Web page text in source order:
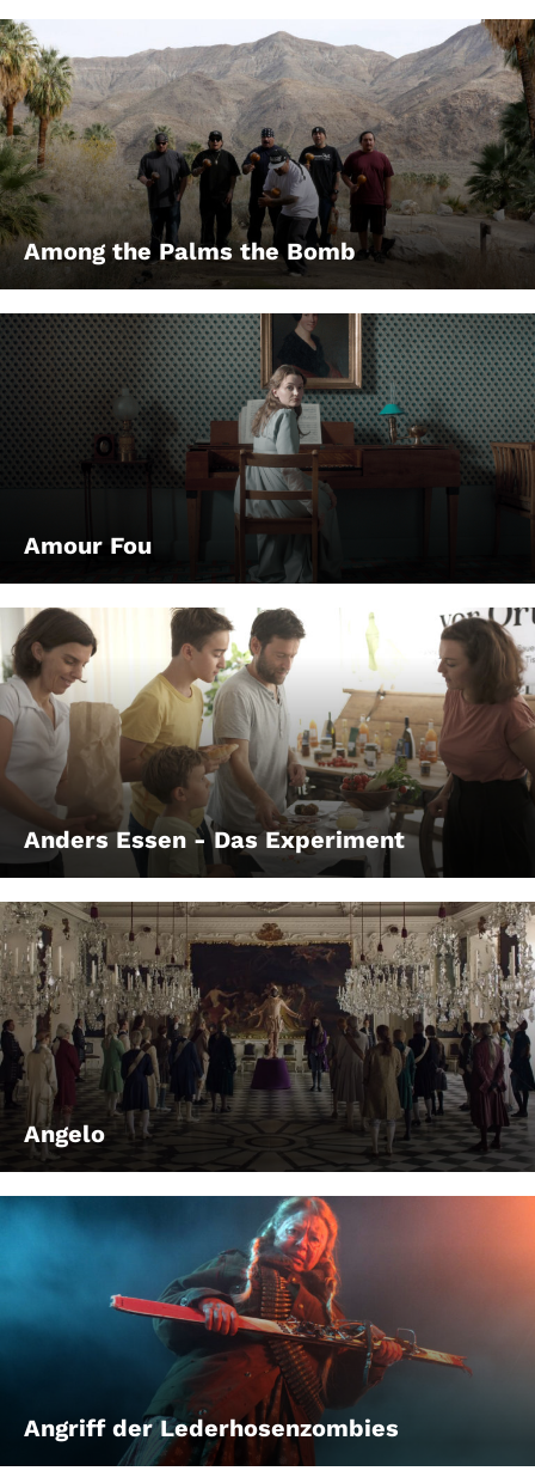
Among the Palms the Bomb
Amour Fou
Anders Essen - Das Experiment
Angelo
Angriff der Lederhosenzombies